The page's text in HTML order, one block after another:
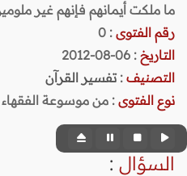
ما ملكت أيمانهم فإنهم غير
رقم الفتوى :
0
التاريخ : 06-08-2012
التصنيف :تفسير القرآن
نوع الفتوى : من موسوعة الفقهاء
السؤال :